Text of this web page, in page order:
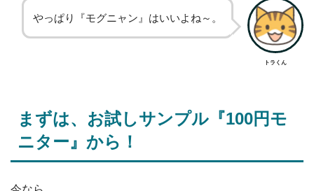
やっぱり『モグニャン』はいいよね～。
トラくん
まずは、お試しサンプル『100円モ
ニター』から！